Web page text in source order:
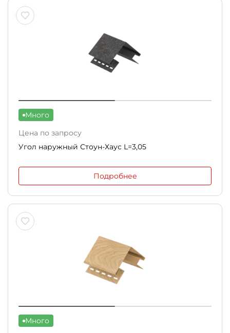
Много
Цена по запросу
Угол наружный Стоун-Хаус L=3,05
Подробнее
Много